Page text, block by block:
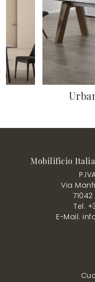
Mobilificio Italia
Via
Tel.
E-Mail.